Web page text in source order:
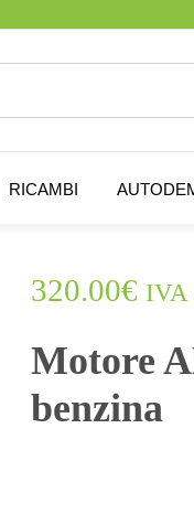
RICAMBI
320.00€ IVA
Motore
benzina